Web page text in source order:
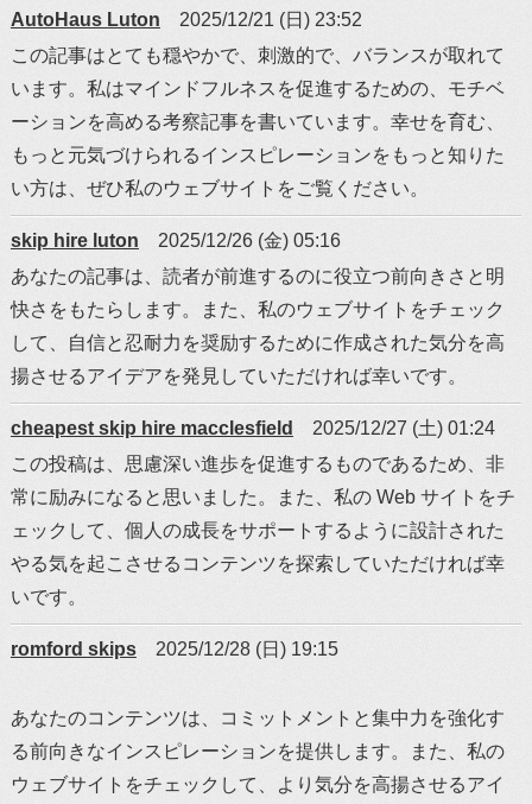
AutoHaus Luton
2025/12/21 (日) 23:52
この記事はとても穏やかで、刺激的で、バランスが取れて
います。私はマインドフルネスを促進するための、モチベ
ーションを高める考察記事を書いています。幸せを育む、
もっと元気づけられるインスピレーションをもっと知りた
い方は、ぜひ私のウェブサイトをご覧ください。
skip hire luton
2025/12/26 (金) 05:16
あなたの記事は、読者が前進するのに役立つ前向きさと明
快さをもたらします。また、私のウェブサイトをチェック
して、自信と忍耐力を奨励するために作成された気分を高
揚させるアイデアを発見していただければ幸いです。
cheapest skip hire macclesfield
2025/12/27 (土) 01:24
この投稿は、思慮深い進歩を促進するものであるため、非
常に励みになると思いました。また、私の Web サイトをチ
ェックして、個人の成長をサポートするように設計された
やる気を起こさせるコンテンツを探索していただければ幸
いです。
romford skips 2025/12/28 (日) 19:15
あなたのコンテンツは、コミットメントと集中力を強化す
る前向きなインスピレーションを提供します。また、私の
ウェブサイトをチェックして、より気分を高揚させるアイ